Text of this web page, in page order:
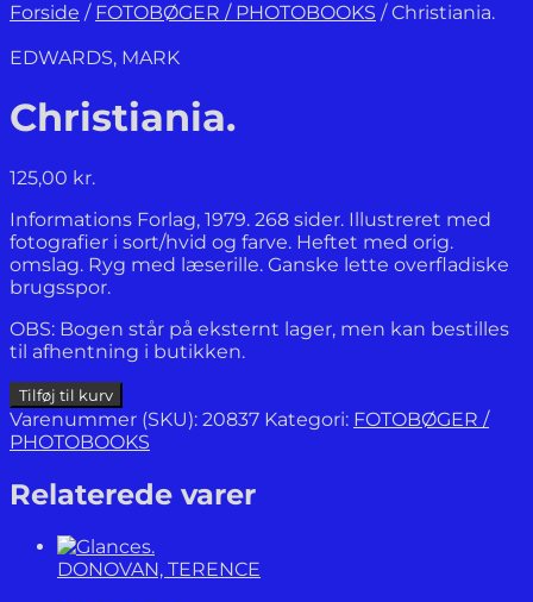
Forside / FOTOBØGER / PHOTOBOOKS /Christiania.
EDWARDS, MARK
Christiania.
125,00 kr.
Informations Forlag, 1979. 268 sider. Illustreret med
fotografier i sort/hvid og farve. Heftet med orig.
omslag. Ryg med læserille. Ganske lette overfladiske
brugsspor.
OBS: Bogen står på eksternt lager, men kan bestilles
til afhentning i butikken.
Christiania.
antal
Tilføj til kurv
Varenummer (SKU): 20837 Kategori: FOTOBØGER /
PHOTOBOOKS
Relaterede varer
DONOVAN, TERENCE